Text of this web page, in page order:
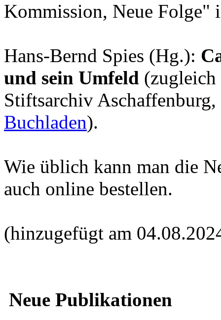
Kommission, Neue Folge"
Hans-Bernd Spies (Hg.):
und sein Umfeld
Stiftsarchiv
Buchladen).
Wie üblich kann man die
auch online bestellen.
(hinzugefügt am
Neue Publikationen